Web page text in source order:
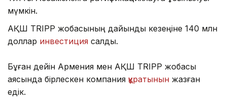
мүмкін.
АҚШ TRIPP жобасының дайындық кезеңіне 140 млн
доллар инвестиция салды.
Бұған дейін Армения мен АҚШ TRIPP жобасы
аясында бірлескен компания құратынын жазған
едік.